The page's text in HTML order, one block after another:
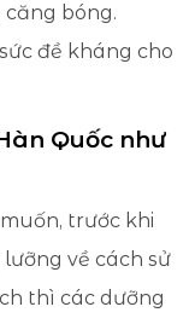
bóng.
đề kháng cho
Quốc như
trước khi
về cách sử
thì các dưỡng